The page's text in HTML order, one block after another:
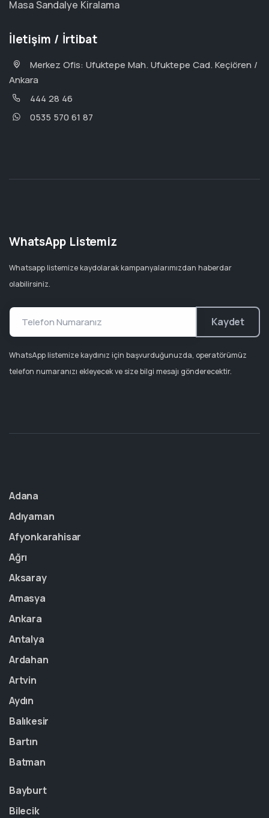
Masa Sandalye Kiralama
İletişim / İrtibat
Merkez Ofis: Ufuktepe Mah. Ufuktepe Cad. Keçiören /
Ankara
444 28 46
0535 570 61 87
WhatsApp Listemiz
Whatsapp listemize kaydolarak kampanyalarımızdan haberdar
olabilirsiniz.
Kaydet
WhatsApp listemize kaydınız için başvurduğunuzda, operatörümüz
telefon numaranızı ekleyecek ve size bilgi mesajı gönderecektir.
Adana
Adıyaman
Afyonkarahisar
Ağrı
Aksaray
Amasya
Ankara
Antalya
Ardahan
Artvin
Aydın
Balıkesir
Bartın
Batman
Bayburt
Bilecik